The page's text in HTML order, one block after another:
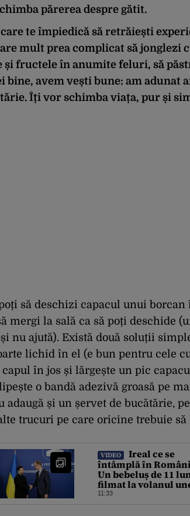
părerea despre gătit.
te împiedică să retrăiești
mult prea complicat să jonglezi
și fructele în anumite feluri, să
bine, avem vești bune: am adunat
Îți vor schimba viața, pur și
să deschizi capacul unui
mergi la sală ca să poți deschide
nu ajută). Există două soluții
lichid în el (e bun pentru cele
în jos și lărgește un pic
o bandă adezivă groasă pe
adaugă și un șervet de bucătărie,
trucuri pe care oricine trebuie
VIDEO
Ireal ce se
întâmplă în
Un bebeluș de 11
filmat la volanul
mașini
11:33